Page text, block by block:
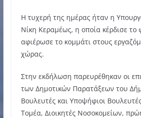
Η τυχερή της ημέρας ήταν η
Νίκη Κεραμέως, η οποία κέρδισε το
αφιέρωσε το κομμάτι στους
χώρας.
Στην εκδήλωση παρευρέθηκαν οι
των Δημοτικών Παρατάξεων του
Βουλευτές και Υποψήφιοι
Τομέα, Διοικητές Νοσοκομείων,